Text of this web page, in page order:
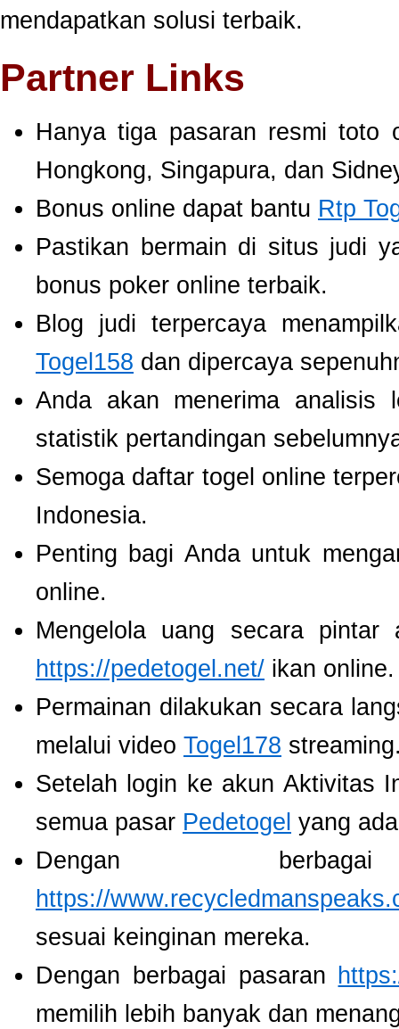
mendapatkan solusi terbaik.
Partner Links
Hanya tiga pasaran resmi
Hongkong, Singapura, dan
Bonus online dapat bantu Rtp
Pastikan bermain di situs judi
bonus poker online terbaik.
Blog judi terpercaya
Togel158 dan dipercaya
Anda akan menerima analisis
statistik pertandingan
Semoga daftar togel online
Indonesia.
Penting bagi Anda untuk
online.
Mengelola uang secara
https://pedetogel.net/ ikan online.
Permainan dilakukan secara
melalui video Togel178
Setelah login ke akun Aktivitas
semua pasar Pedetogel yang
Dengan
https://
sesuai keinginan mereka.
Dengan berbagai pasaran
memilih lebih banyak dan